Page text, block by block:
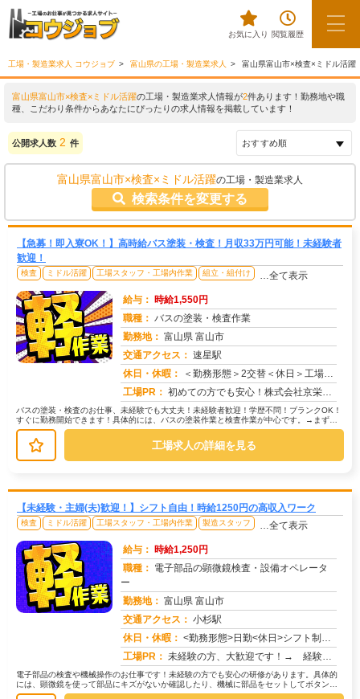
お気に入り 閲覧履歴
工場・製造業求人 コウジョブ 富山県の工場・製造業求人 富山県富山市×検査×ミドル活躍
富山県富山市×検査×ミドル活躍の工場・製造業求人情報が2件あります！勤務地や職
種、こだわり条件からあなたにぴったりの求人情報を掲載しています！
公開求人数 2 件
富山県富山市×検査×ミドル活躍の工場・製造業求人
検索条件を変更する
【急募！即入寮OK！】高時給バス塗装・検査！月収33万円可能！未経験者
歓迎！
検査 ミドル活躍 工場スタッフ・工場内作業 組立・組付け …全て表示
給与： 時給1,550円
職種： バスの塗装・検査作業
勤務地： 富山県 富山市
交通アクセス： 速星駅
休日・休暇：
＜勤務形態＞2交替＜休日＞工場カレンダーによる
工場PR： 初めての方でも安心！株式会社京栄センターで、新しい一歩を踏み出してみませんか？→最短1日で入寮可能！生活備品も完備...
バスの塗装・検査のお仕事、未経験でも大丈夫！未経験者歓迎！学歴不問！ブランクOK！
すぐに勤務開始できます！具体的には、バスの塗装作業と検査作業が中心です。→まず
は、丁寧に塗装作業を覚えていきます...
工場求人の詳細を見る
【未経験・主婦(夫)歓迎！】シフト自由！時給1250円の高収入ワーク
検査 ミドル活躍 工場スタッフ・工場内作業 製造スタッフ …全て表示
給与： 時給1,250円
職種： 電子部品の顕微鏡検査・設備オペレータ
ー
勤務地： 富山県 富山市
交通アクセス： 小杉駅
休日・休暇： <勤務形態>日勤<休日>シフト制★ＧＷ★夏季休暇★冬季休暇★年末年始
工場PR： 未経験の方、大歓迎です！→ 経験やスキルは一切問いません。学歴も不問です！充実のサポート体制で安心スタート！→ 専...
電子部品の検査や機械操作のお仕事です！未経験の方でも安心の研修があります。具体的
には、顕微鏡を使って部品にキズがないか確認したり、機械に部品をセットしてボタンを
押すだけの簡単な作業もあります。→...